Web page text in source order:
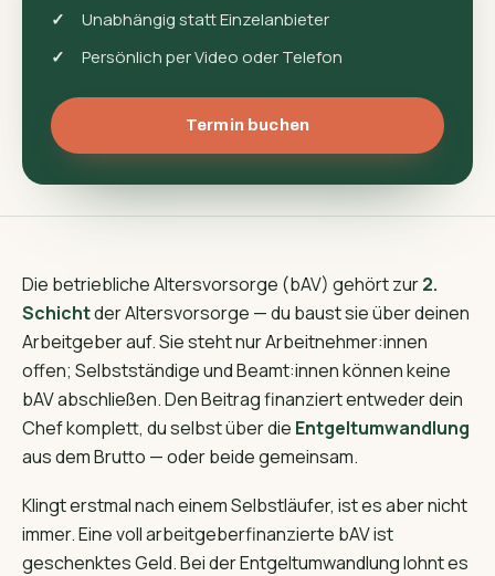
Unabhängig statt Einzelanbieter
Persönlich per Video oder Telefon
Termin buchen
Die betriebliche Altersvorsorge (bAV) gehört zur2.
Schichtder Altersvorsorge — du baust sie über deinen
Arbeitgeber auf. Sie steht nur Arbeitnehmer:innen
offen; Selbstständige und Beamt:innen können keine
bAV abschließen. Den Beitrag finanziert entweder dein
Chef komplett, du selbst über die Entgeltumwandlung
aus dem Brutto — oder beide gemeinsam.
Klingt erstmal nach einem Selbstläufer, ist es aber nicht
immer. Eine voll arbeitgeberfinanzierte bAV ist
geschenktes Geld. Bei der Entgeltumwandlung lohnt es